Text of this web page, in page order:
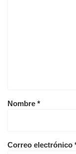
Nombre *
Correo electrónico